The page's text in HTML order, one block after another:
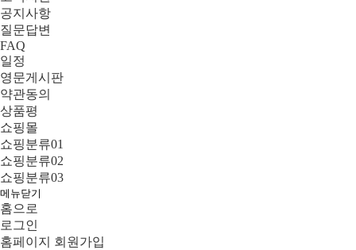
공지사항
질문답변
FAQ
일정
영문게시판
약관동의
상품평
쇼핑몰
쇼핑분류01
쇼핑분류02
쇼핑분류03
메뉴닫기
홈으로
로그인
홈페이지 회원가입